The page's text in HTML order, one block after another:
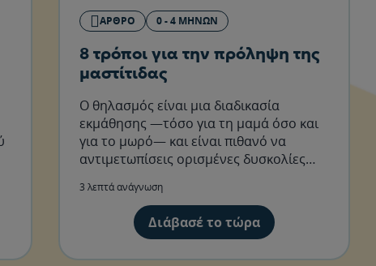
ΆΡΘΡΟ 0 - 4 ΜΗΝΏΝ
8 τρόποι για την πρόληψη της
μαστίτιδας
Ο θηλασμός είναι μια διαδικασία
εκμάθησης —τόσο για τη μαμά όσο και
για το μωρό— και είναι πιθανό να
αντιμετωπίσεις ορισμένες δυσκολίες
3 λεπτά ανάγνωση
Διάβασέ το τώρα